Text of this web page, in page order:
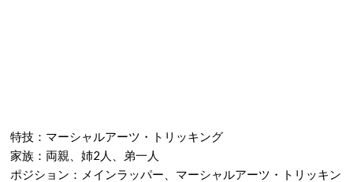
特技：マーシャルアーツ・トリッキング
家族：両親、姉2人、弟一人
ポジション：メインラッパー、マーシャルアーツ・トリッキン